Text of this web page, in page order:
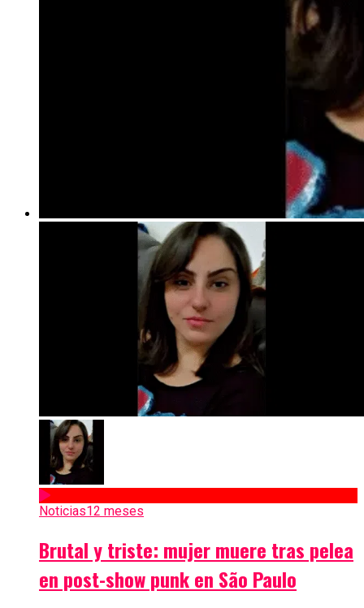
Noticias12 meses
Brutal y triste: mujer muere tras pelea
en post-show punk en São Paulo